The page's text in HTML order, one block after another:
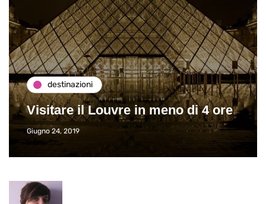
destinazioni
Visitare il Louvre in meno di 4 ore
Giugno 24, 2019